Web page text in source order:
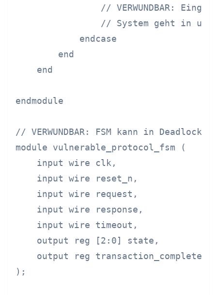
// VERWUNDBAR:
// System geht in
            endcase
        end
    end
endmodule
// VERWUNDBAR: FSM kann in
module vulnerable_protocol_fsm (
    input wire clk,
    input wire reset_n,
    input wire request,
    input wire response,
    input wire timeout,
    output reg [2:0] state,
    output reg transaction_complete
);